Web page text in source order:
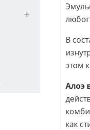
В
этом
Алоэ
как